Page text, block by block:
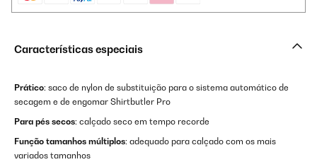
Características especiais
Prático: saco de nylon de substituição para o sistema automático de
secagem e de engomar Shirtbutler Pro
Para pés secos: calçado seco em tempo recorde
Função tamanhos múltiplos: adequado para calçado com os mais
variados tamanhos